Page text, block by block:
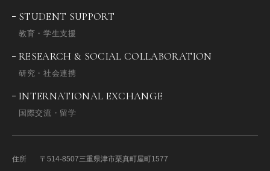
STUDENT SUPPORT
教育・学生支援
RESEARCH & SOCIAL COLLABORATION
研究・社会連携
INTERNATIONAL EXCHANGE
国際交流・留学
住所 〒514-8507三重県津市栗真町屋町1577